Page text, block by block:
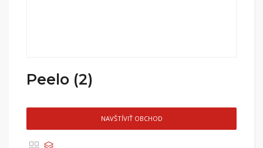
Peelo (2)
NAVŠTÍVIŤ OBCHOD